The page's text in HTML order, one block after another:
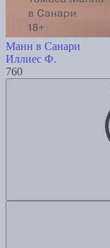
Манн в Санари
Иллиес Ф.
760